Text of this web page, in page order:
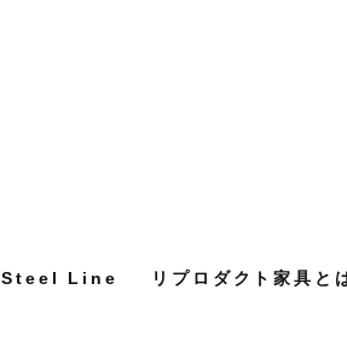
Steel Line リプロダクト家具と